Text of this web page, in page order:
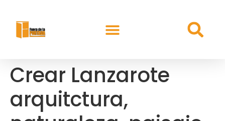
Crear Lanzarote
arquitctura,